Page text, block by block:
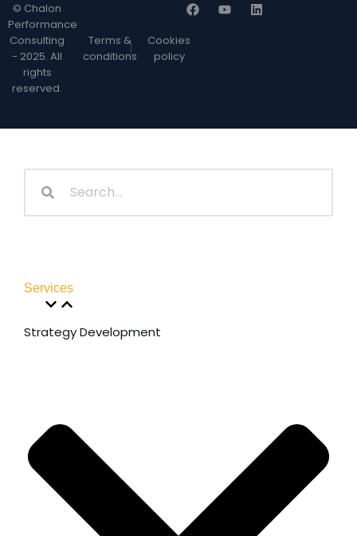
© Chalon
Performance
Consulting
- 2025. All
rights
reserved.
Terms &
conditions
Cookies
policy
Services
Strategy Development